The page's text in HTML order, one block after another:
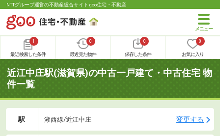
NTTグループ運営の不動産総合サイト goo住宅・不動産
1
最近検索した条件
0
最近見た物件
0
保存した条件
0
お気に入り
近江中庄駅(滋賀県)の中古一戸建て・中古住宅 物
件一覧
駅 湖西線/近江中庄 変更する